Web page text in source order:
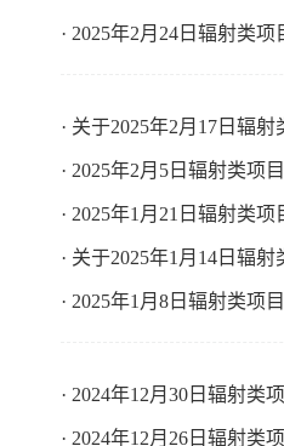
· 2025年2月24日辐射类
· 关于2025年2月17日辐
· 2025年2月5日辐射类项
· 2025年1月21日辐射类
· 关于2025年1月14日辐
· 2025年1月8日辐射类项
· 2024年12月30日辐射类
· 2024年12月26日辐射类